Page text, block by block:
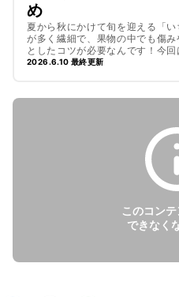
め
夏から秋にかけて旬を迎える「
が多く繊細で、果物の中でも傷
としたコツが必要なんです！今
長持ちのコツを解説します。冷
2026.6.10 最終更新
このコン
できなく